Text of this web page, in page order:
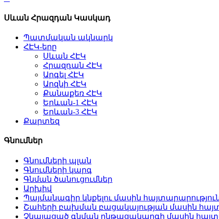
Սևան Հրազդան Կասկադ
Պատմական ակնարկ
ՀԷԿ-երը
Սևան ՀԷԿ
Հրազդան ՀԷԿ
Արգել ՀԷԿ
Արզնի ՀԷԿ
Քանաքեռ ՀԷԿ
Երևան-1 ՀԷԿ
Երևան-3 ՀԷԿ
Քարտեզ
Գնումներ
Գնումների պլան
Գնումների կարգ
Գնման ծանուցումներ
Արխիվ
Պայմանագիր կնքելու մասին
Շահերի բախման բացակայության մասին
Չկայացած գնման ընթացակարգի մասին